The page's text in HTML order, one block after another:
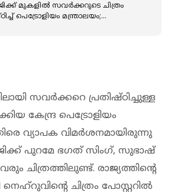
മുകളില്‍ സവര്‍ക്കറുടെ ചിത്രം
പെട്രോളിയം മന്ത്രാലയം;
സവര്‍ക്കറെ പ്രതിഷ്ഠിച്ചുള്ള
കേന്ദ്ര പെട്രോളിയം
വ്യാപക വിമര്‍ശനമായിരുന്നു
പുറമേ ഭഗത് സിംഗ്, സുഭാഷ്
ചിത്രത്തിലുണ്ട്. രാജ്യത്തിന്റെ
നെഹ്‌റുവിന്റെ ചിത്രം പോസ്റ്ററില്‍